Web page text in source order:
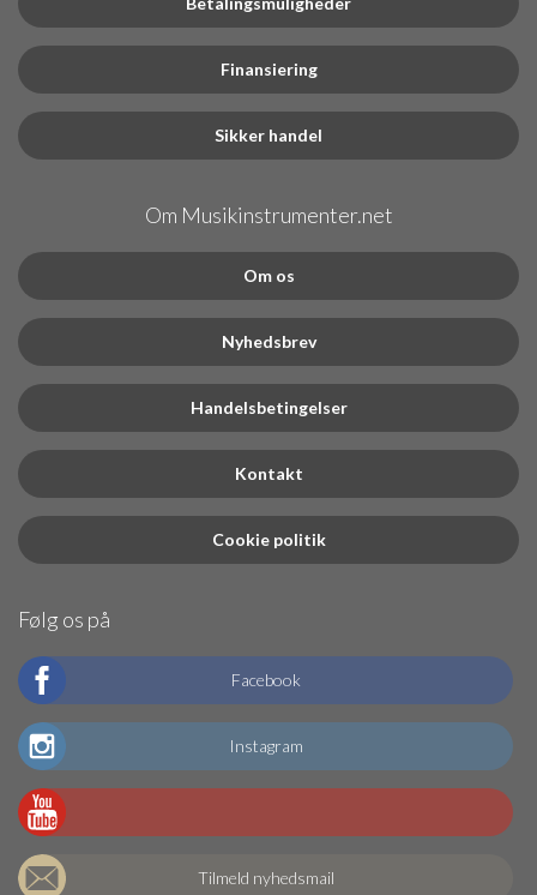
Finansiering
Sikker handel
Om Musikinstrumenter.net
Om os
Nyhedsbrev
Handelsbetingelser
Kontakt
Cookie politik
Følg os på
Facebook
Instagram
Tilmeld nyhedsmail